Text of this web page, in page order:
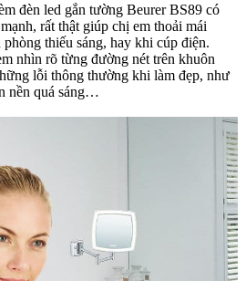
đèn led gắn tường Beurer BS89 có
rất thật giúp chị em thoải mái
thiếu sáng, hay khi cúp điện.
nhìn rõ từng đường nét trên khuôn
lỗi thông thường khi làm đẹp, như
nền quá sáng…